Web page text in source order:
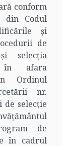
conform
din Codul
și
de
selecția
în afara
Ordinul
nr.
de selecție
de
în cadrul